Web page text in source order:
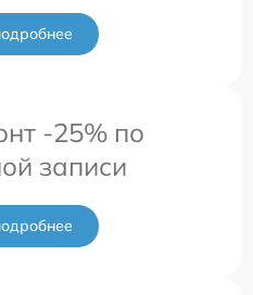
-25% по
записи